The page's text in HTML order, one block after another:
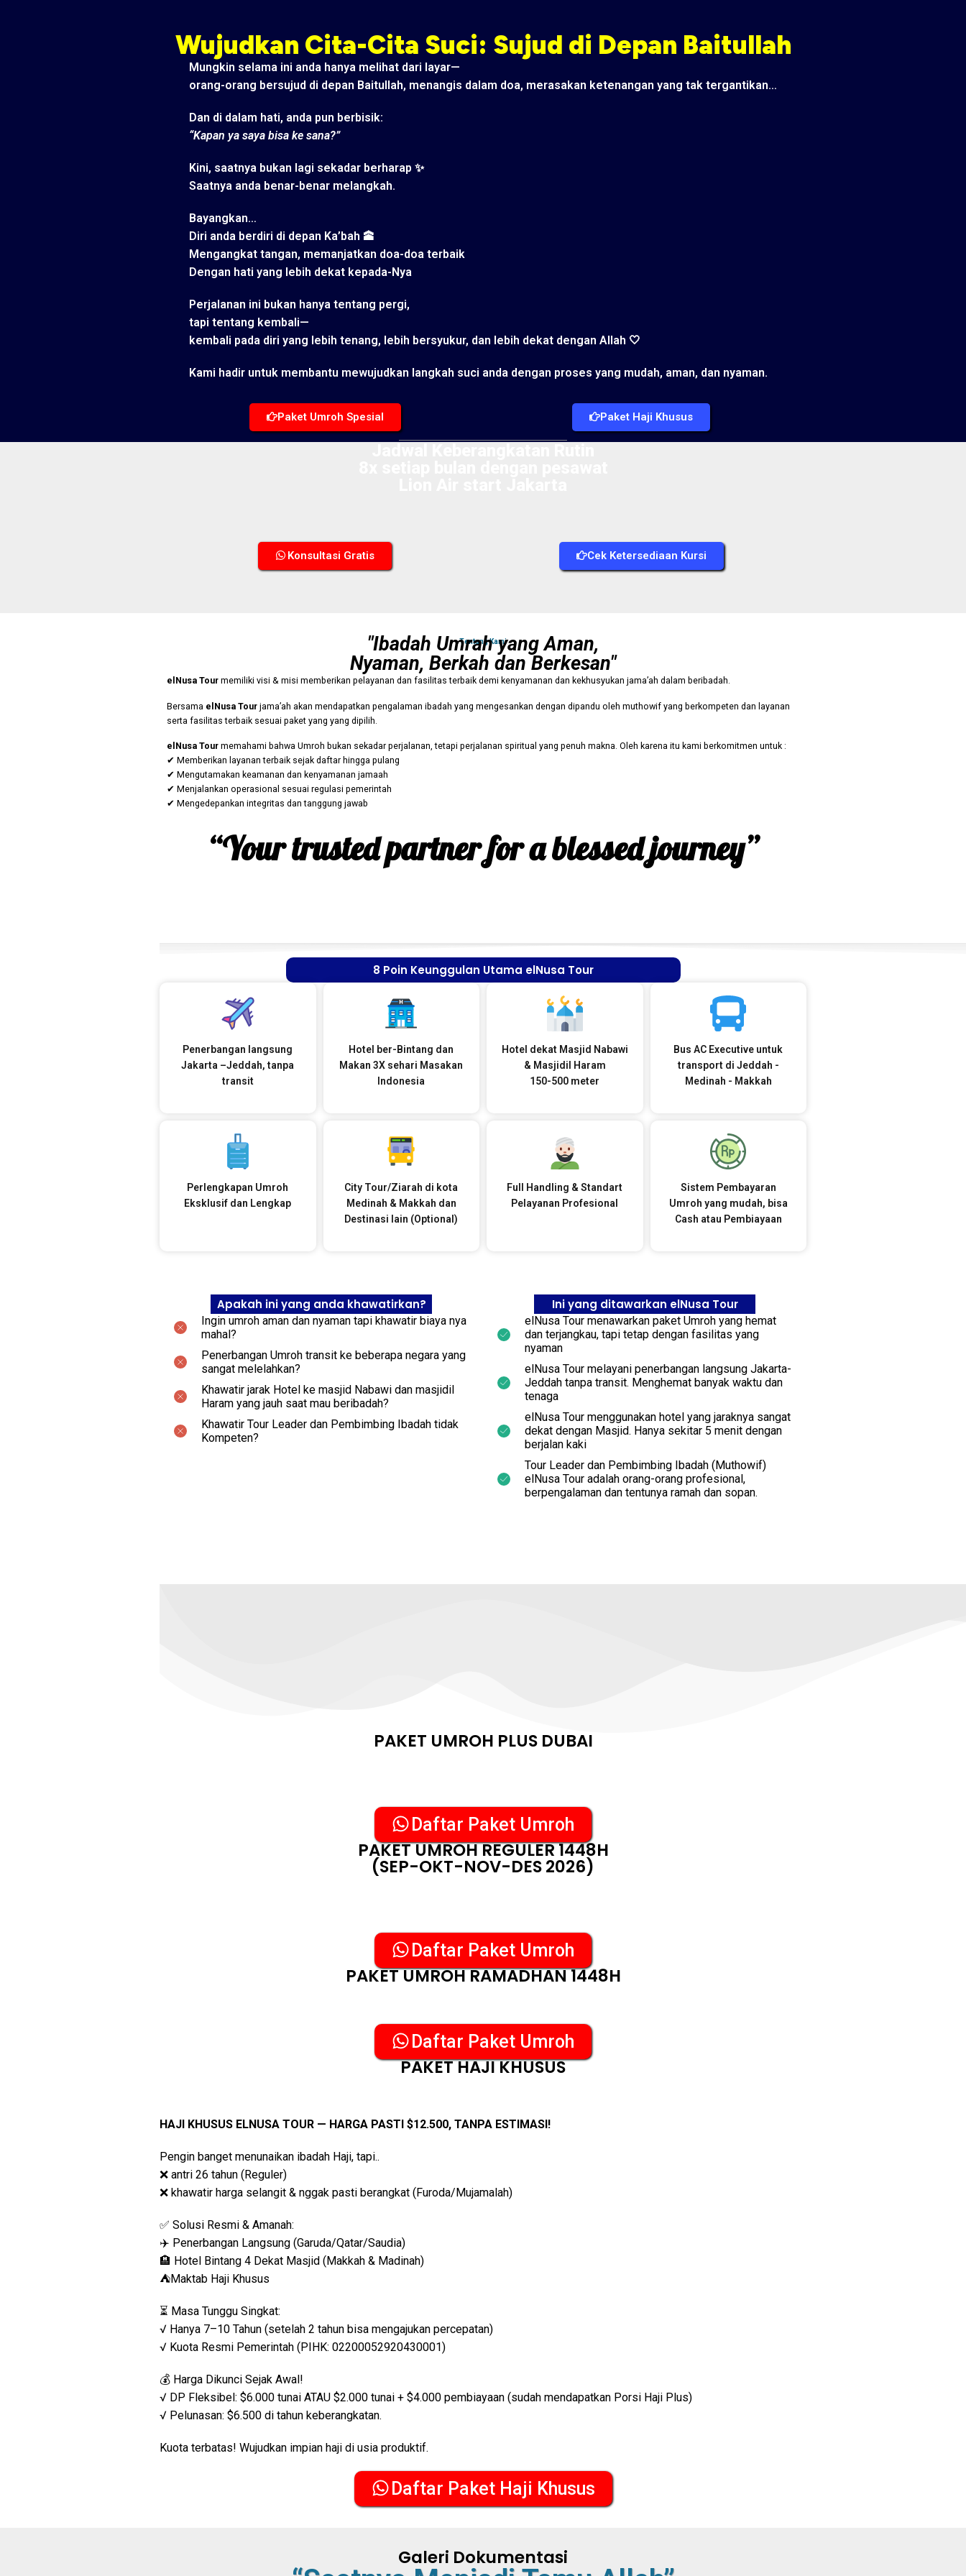
Wujudkan Cita-Cita Suci: Sujud di Depan Baitullah
Mungkin selama ini anda hanya melihat dari layar—
orang-orang bersujud di depan Baitullah, menangis dalam doa, merasakan ketenangan yang tak tergantikan…
Dan di dalam hati, anda pun berbisik:
“Kapan ya saya bisa ke sana?”
Kini, saatnya bukan lagi sekadar berharap ✨
Saatnya anda benar-benar melangkah.
Bayangkan…
Diri anda berdiri di depan Ka’bah 🕋
Mengangkat tangan, memanjatkan doa-doa terbaik
Dengan hati yang lebih dekat kepada-Nya
Perjalanan ini bukan hanya tentang pergi,
tapi tentang kembali—
kembali pada diri yang lebih tenang, lebih bersyukur, dan lebih dekat dengan Allah 🤍
Kami hadir untuk membantu mewujudkan langkah suci anda dengan proses yang mudah, aman, dan nyaman.
Paket Umroh Spesial Paket Haji Khusus
Konsultasi Gratis Cek Ketersediaan Kursi
Tentang Kami
"Ibadah Umrah yang Aman,
Nyaman, Berkah dan Berkesan"
elNusa Tour memiliki visi & misi memberikan pelayanan dan fasilitas terbaik demi kenyamanan dan kekhusyukan jama’ah dalam beribadah.
Bersama elNusa Tour jama’ah akan mendapatkan pengalaman ibadah yang mengesankan dengan dipandu oleh muthowif yang berkompeten dan layanan
serta fasilitas terbaik sesuai paket yang yang dipilih.
elNusa Tour memahami bahwa Umroh bukan sekadar perjalanan, tetapi perjalanan spiritual yang penuh makna. Oleh karena itu kami berkomitmen untuk :
✔ Memberikan layanan terbaik sejak daftar hingga pulang
✔ Mengutamakan keamanan dan kenyamanan jamaah
✔ Menjalankan operasional sesuai regulasi pemerintah
✔ Mengedepankan integritas dan tanggung jawab
“Your trusted partner for a blessed journey”
8 Poin Keunggulan Utama elNusa Tour
Penerbangan langsung
Jakarta –Jeddah, tanpa
transit
Hotel ber-Bintang dan
Makan 3X sehari Masakan
Indonesia
Hotel dekat Masjid Nabawi
& Masjidil Haram
150-500 meter
Bus AC Executive untuk
transport di Jeddah -
Medinah - Makkah
Perlengkapan Umroh
Eksklusif dan Lengkap
City Tour/Ziarah di kota
Medinah & Makkah dan
Destinasi lain (Optional)
Full Handling & Standart
Pelayanan Profesional
Sistem Pembayaran
Umroh yang mudah, bisa
Cash atau Pembiayaan
Apakah ini yang anda khawatirkan?
Ingin umroh aman dan nyaman tapi khawatir biaya nya
mahal?
Penerbangan Umroh transit ke beberapa negara yang
sangat melelahkan?
Khawatir jarak Hotel ke masjid Nabawi dan masjidil
Haram yang jauh saat mau beribadah?
Khawatir Tour Leader dan Pembimbing Ibadah tidak
Kompeten?
Ini yang ditawarkan elNusa Tour
elNusa Tour menawarkan paket Umroh yang hemat
dan terjangkau, tapi tetap dengan fasilitas yang
nyaman
elNusa Tour melayani penerbangan langsung Jakarta-
Jeddah tanpa transit. Menghemat banyak waktu dan
tenaga
elNusa Tour menggunakan hotel yang jaraknya sangat
dekat dengan Masjid. Hanya sekitar 5 menit dengan
berjalan kaki
Tour Leader dan Pembimbing Ibadah (Muthowif)
elNusa Tour adalah orang-orang profesional,
berpengalaman dan tentunya ramah dan sopan.
PAKET UMROH PLUS DUBAI
Daftar Paket Umroh
PAKET UMROH REGULER 1448H
(SEP-OKT-NOV-DES 2026)
Daftar Paket Umroh
PAKET UMROH RAMADHAN 1448H
Daftar Paket Umroh
PAKET HAJI KHUSUS
HAJI KHUSUS ELNUSA TOUR — HARGA PASTI $12.500, TANPA ESTIMASI!
Pengin banget menunaikan ibadah Haji, tapi..
❌ antri 26 tahun (Reguler)
❌ khawatir harga selangit & nggak pasti berangkat (Furoda/Mujamalah)
✅ Solusi Resmi & Amanah:
✈️ Penerbangan Langsung (Garuda/Qatar/Saudia)
🏨 Hotel Bintang 4 Dekat Masjid (Makkah & Madinah)
⛺Maktab Haji Khusus
⏳ Masa Tunggu Singkat:
√ Hanya 7–10 Tahun (setelah 2 tahun bisa mengajukan percepatan)
√ Kuota Resmi Pemerintah (PIHK: 02200052920430001)
💰 Harga Dikunci Sejak Awal!
√ DP Fleksibel: $6.000 tunai ATAU $2.000 tunai + $4.000 pembiayaan (sudah mendapatkan Porsi Haji Plus)
√ Pelunasan: $6.500 di tahun keberangkatan.
Kuota terbatas! Wujudkan impian haji di usia produktif.
Daftar Paket Haji Khusus
Galeri Dokumentasi